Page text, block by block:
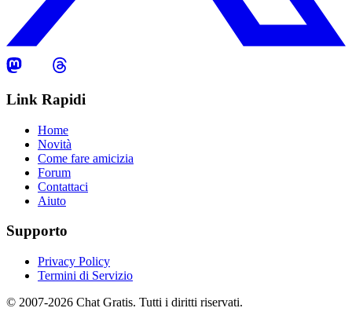
Link Rapidi
Home
Novità
Come fare amicizia
Forum
Contattaci
Aiuto
Supporto
Privacy Policy
Termini di Servizio
© 2007-2026 Chat Gratis. Tutti i diritti riservati.